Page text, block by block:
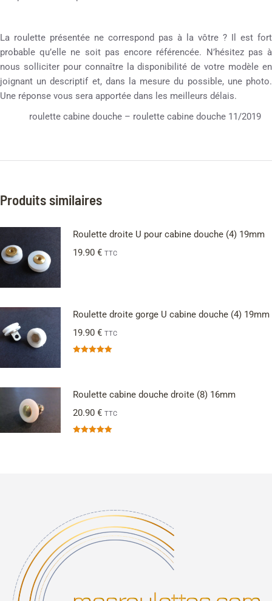
La roulette présentée ne correspond pas à la vôtre ? Il est fort
probable qu’elle ne soit pas encore référencée. N’hésitez pas à
nous solliciter pour connaître la disponibilité de votre modèle en
joignant un descriptif et, dans la mesure du possible, une photo.
Une réponse vous sera apportée dans les meilleurs délais.
roulette cabine douche – roulette cabine douche 11/2019
Produits similaires
Roulette droite U pour cabine douche (4) 19mm
19.90 € TTC
Roulette droite gorge U cabine douche (4) 19mm
19.90 € TTC
Roulette cabine douche droite (8) 16mm
20.90 € TTC